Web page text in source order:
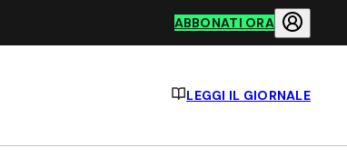
ABBONATI ORA
LEGGI IL GIORNALE